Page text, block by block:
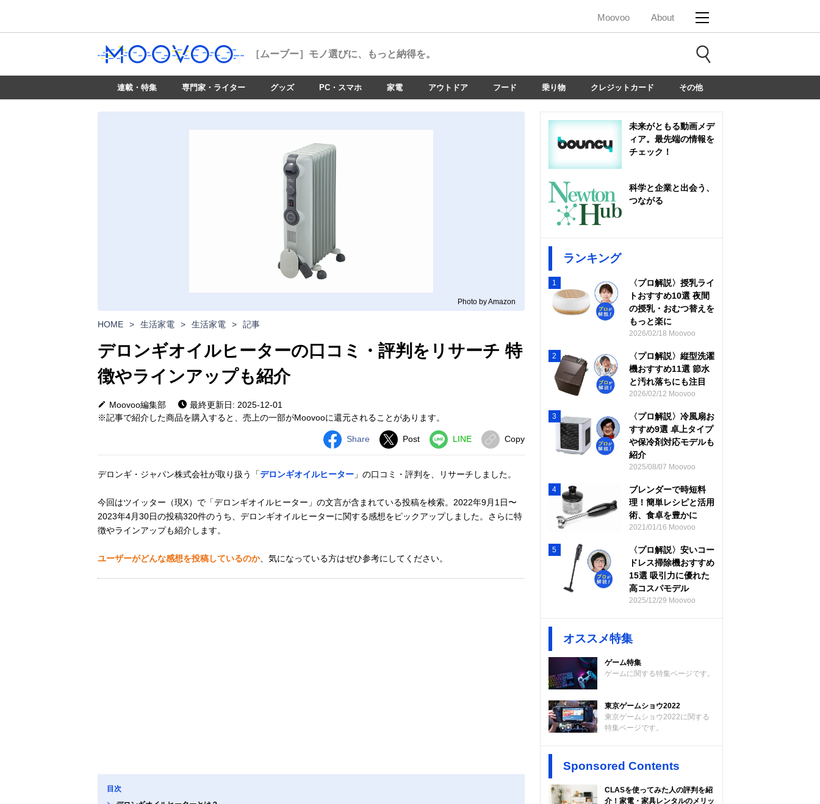
Moovoo About
［ムーブー］ モノ選びに、もっと納得を。
連載・特集 専門家・ライター グッズ PC・スマホ 家電 アウトドア フード 乗り物 クレジットカード その他
Photo by Amazon
HOME > 生活家電 > 生活家電 > 記事
デロンギオイルヒーターの口コミ・評判をリサーチ 特
徴やラインアップも紹介
Moovoo編集部
最終更新日: 2025-12-01
※記事で紹介した商品を購入すると、売上の一部がMoovooに還元されることがあります。
Share Post LINE Copy
デロンギ・ジャパン株式会社が取り扱う「デロンギオイルヒーター」の口コミ・評判を、リサーチしました。
今回はツイッター（現X）で「デロンギオイルヒーター」の文言が含まれている投稿を検索。2022年9月1日〜
2023年4月30日の投稿320件のうち、デロンギオイルヒーターに関する感想をピックアップしました。さらに特
徴やラインアップも紹介します。
ユーザーがどんな感想を投稿しているのか、気になっている方はぜひ参考にしてください。
目次
未来がともる動画メデ
ィア。最先端の情報を
チェック！
科学と企業と出会う、
つながる
ランキング
1
〈プロ解説〉授乳ライ
トおすすめ10選 夜間
の授乳・おむつ替えを
もっと楽に
2026/02/18 Moovoo
2
〈プロ解説〉縦型洗濯
機おすすめ11選 節水
と汚れ落ちにも注目
2026/02/12 Moovoo
3
〈プロ解説〉冷風扇お
すすめ9選 卓上タイプ
や保冷剤対応モデルも
紹介
2025/08/07 Moovoo
4
ブレンダーで時短料
理！簡単レシピと活用
術、食卓を豊かに
2021/01/16 Moovoo
5
〈プロ解説〉安いコー
ドレス掃除機おすすめ
15選 吸引力に優れた
高コスパモデル
2025/12/29 Moovoo
オススメ特集
ゲーム特集
ゲームに関する特集ページです。
東京ゲームショウ2022
東京ゲームショウ2022に関する
特集ページです。
Sponsored Contents
CLASを使ってみた人の評判を紹
介！家電・家具レンタルのメリッ